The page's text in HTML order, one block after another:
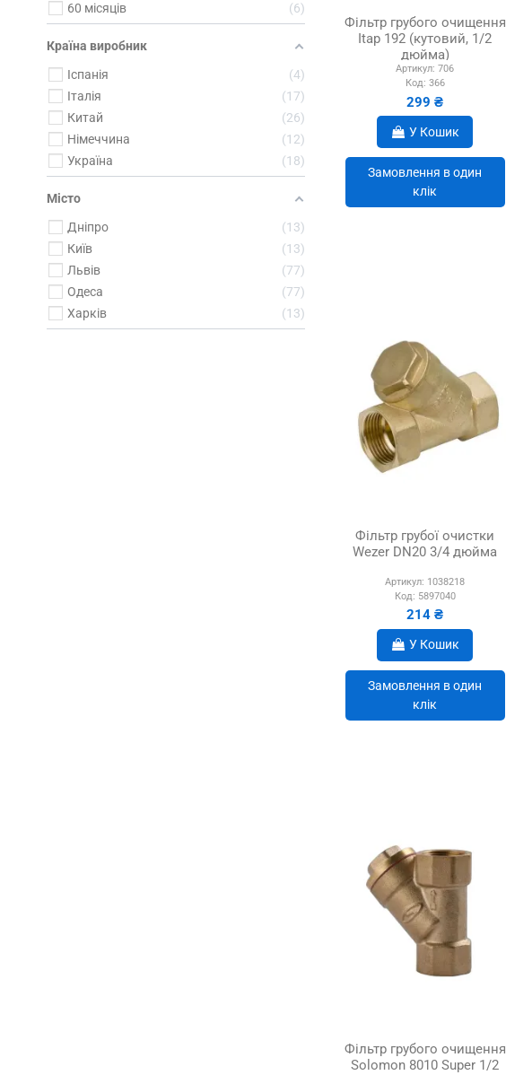
Фільтр грубого очищення
Itap 192 (кутовий, 1/2
дюйма)
Артикул: 706
Код: 366
299 ₴
У Кошик
Замовлення в один
клік
Фільтр грубої очистки
Wezer DN20 3/4 дюйма
Артикул: 1038218
Код: 5897040
214 ₴
У Кошик
Замовлення в один
клік
Фільтр грубого очищення
Solomon 8010 Super 1/2
60 місяців
6
Країна виробник
Іспанія
4
Італія
17
Китай
26
Німеччина
12
Україна
18
Місто
Дніпро
13
Київ
13
Львів
77
Одеса
77
Харків
13